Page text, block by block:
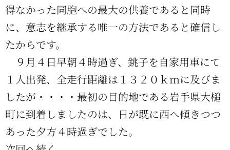
得なかった同胞への最大の供養であると同時
に、意志を継承する唯一の方法であると確信し
たからです。
９月４日早朝４時過ぎ、銚子を自家用車にて
１人出発、全走行距離は１３２０ｋｍに及びま
したが・・・・最初の目的地である岩手県大槌
町に到着しましたのは、日が既に西へ傾きつつ
あった夕方４時過ぎでした。